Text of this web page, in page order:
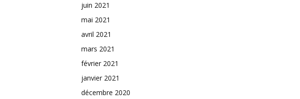
juin 2021
mai 2021
avril 2021
mars 2021
février 2021
janvier 2021
décembre 2020